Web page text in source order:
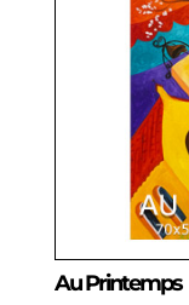
Au Printemps